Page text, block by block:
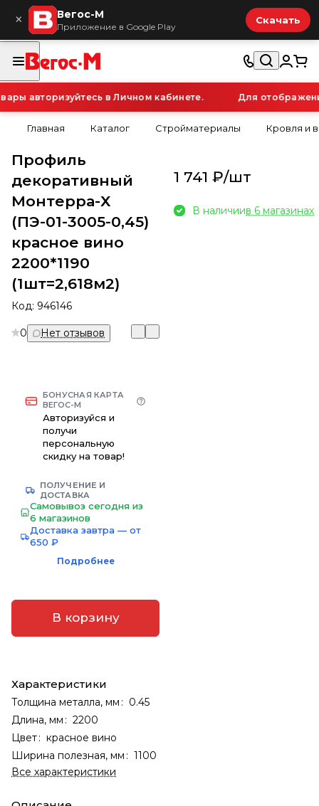
× Вегос-М
Приложение в Google Play
Скачать
авторизуйтесь в Личном кабинете. Для
Главная Каталог Стройматериалы Кровля и
Профиль
декоративный
Монтерра-Х
(ПЭ-01-3005-0,45)
красное вино
2200*1190
(1шт=2,618м2)
Код: 946146
0 Нет отзывов
БОНУСНАЯ КАРТА
ВЕГОС-М
Авторизуйся и
получи
персональную
скидку на товар!
ПОЛУЧЕНИЕ И
ДОСТАВКА
Самовывоз сегодня из
6 магазинов
Доставка завтра — от
650 ₽
Подробнее
В корзину
Характеристики
Толщина металла, мм : 0.45
Длина, мм : 2200
Цвет: красное вино
Ширина полезная, мм : 1100
Все характеристики
1 741 ₽/шт
В наличиив 6 магазинах